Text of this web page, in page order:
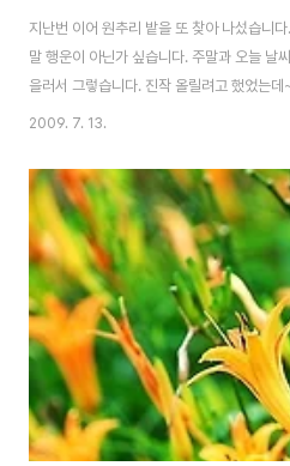
지난번 이어 원추리 밭을 또 찾아 나섰습니
말 행운이 아닌가 싶습니다. 주말과 오늘 날
을러서 그렇습니다. 진작 올릴려고 했었는
요? 게다가 그 밑에는 한적한 조그마한 마을
구도이나, 한주 지나서 다시 찍었더니 하늘
간에 따라 하늘 풍경이 틀리다보니 제겐 의
봅니다. 멍멍이 한마리가~원추리 밭을 처다
찍는 사람들도 보입니다. 이런 멋진 풍경을
꽃입니다. 지난 원..
2009. 7. 13.